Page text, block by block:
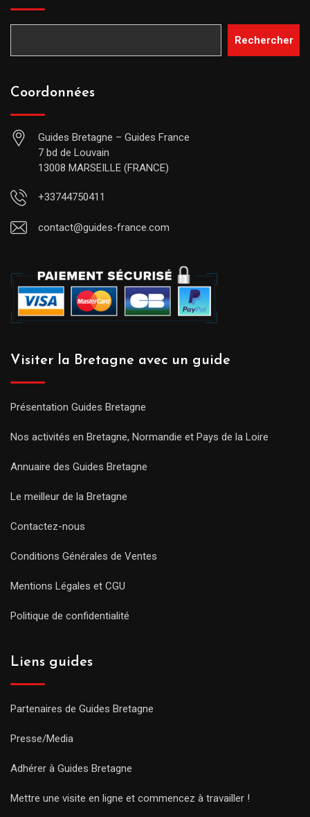
Rechercher
Coordonnées
Guides Bretagne – Guides France
7 bd de Louvain
13008 MARSEILLE (FRANCE)
+33744750411
contact@guides-france.com
Visiter la Bretagne avec un guide
Présentation Guides Bretagne
Nos activités en Bretagne, Normandie et Pays de la Loire
Annuaire des Guides Bretagne
Le meilleur de la Bretagne
Contactez-nous
Conditions Générales de Ventes
Mentions Légales et CGU
Politique de confidentialité
Liens guides
Partenaires de Guides Bretagne
Presse/Media
Adhérer à Guides Bretagne
Mettre une visite en ligne et commencez à travailler !